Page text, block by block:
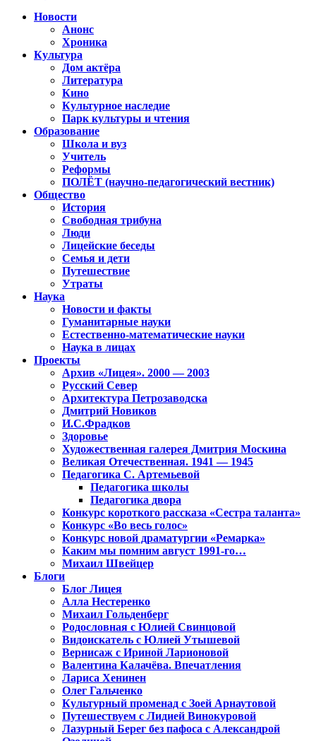
Новости
Анонс
Хроника
Культура
Дом актёра
Литература
Кино
Культурное наследие
Парк культуры и чтения
Образование
Школа и вуз
Учитель
Реформы
ПОЛЁТ (научно-педагогический вестник)
Общество
История
Свободная трибуна
Люди
Лицейские беседы
Семья и дети
Путешествие
Утраты
Наука
Новости и факты
Гуманитарные науки
Естественно-математические науки
Наука в лицах
Проекты
Архив «Лицея». 2000 — 2003
Русский Север
Архитектура Петрозаводска
Дмитрий Новиков
И.С.Фрадков
Здоровье
Художественная галерея Дмитрия Москина
Великая Отечественная. 1941 — 1945
Педагогика С. Артемьевой
Педагогика школы
Педагогика двора
Конкурс короткого рассказа «Сестра таланта»
Конкурс «Во весь голос»
Конкурс новой драматургии «Ремарка»
Каким мы помним август 1991-го…
Михаил Швейцер
Блоги
Блог Лицея
Алла Нестеренко
Михаил Гольденберг
Родословная с Юлией Свинцовой
Видоискатель с Юлией Утышевой
Вернисаж с Ириной Ларионовой
Валентина Калачёва. Впечатления
Лариса Хенинен
Олег Гальченко
Культурный променад с Зоей Арнаутовой
Путешествуем с Лидией Винокуровой
Лазурный Берег без пафоса с Александрой